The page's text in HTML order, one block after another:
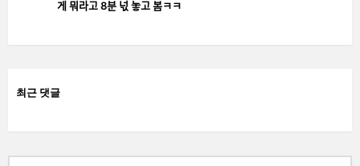
게 뭐라고 8분 넋 놓고 봄ㅋㅋ
최근 댓글